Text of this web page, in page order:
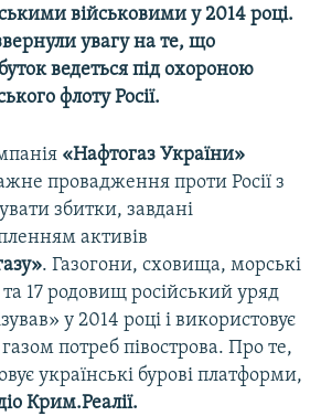
військовими у 2014 році.
увагу на те, що
ведеться під охороною
флоту Росії.
«Нафтогаз України»
провадження проти Росії з
збитки, завдані
активів
. Газогони, сховища, морські
17 родовищ російський уряд
у 2014 році і використовує
потреб півострова. Про те,
українські бурові платформи,
Крим.Реалії.